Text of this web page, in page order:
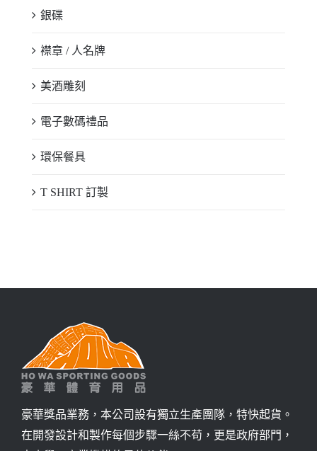
銀碟
襟章 / 人名牌
美酒雕刻
電子數碼禮品
環保餐具
T SHIRT 訂製
豪華獎品業務，本公司設有獨立生產團隊，特快起貨。
在開發設計和製作每個步驟一絲不苟，更是政府部門，